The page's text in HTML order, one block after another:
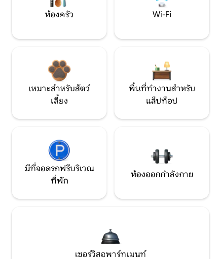
ห้องครัว Wi-Fi
เหมาะสำหรับสัตว์
เลี้ยง
พื้นที่ทำงานสำหรับ
แล็ปท็อป
มีที่จอดรถฟรีบริเวณ
ที่พัก
ห้องออกกำลังกาย
เซอร์วิสอพาร์ทเมนท์